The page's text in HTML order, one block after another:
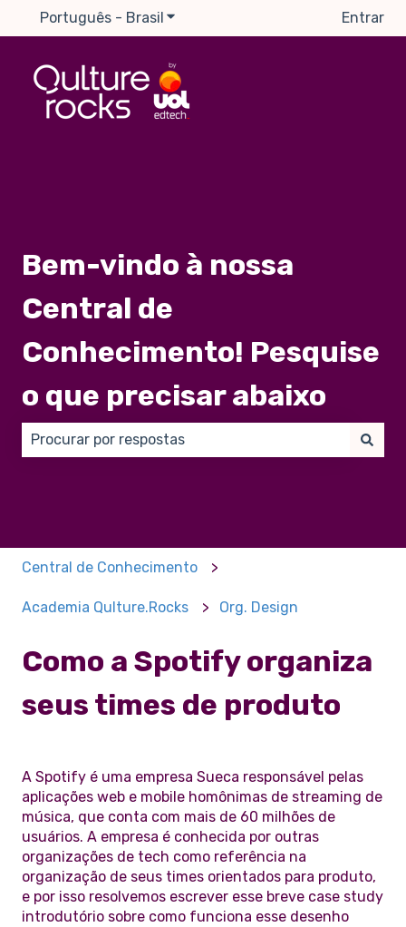
Português - Brasil Mostrar submenu para traduções
Entrar
Bem-vindo à nossa
Central de
Conhecimento! Pesquise
o que precisar abaixo
Central de Conhecimento
Academia Qulture.Rocks Org. Design
Como a Spotify organiza
seus times de produto
A Spotify é uma empresa Sueca responsável pelas
aplicações web e mobile homônimas de streaming de
música, que conta com mais de 60 milhões de
usuários. A empresa é conhecida por outras
organizações de tech como referência na
organização de seus times orientados para produto,
e por isso resolvemos escrever esse breve case study
introdutório sobre como funciona esse desenho